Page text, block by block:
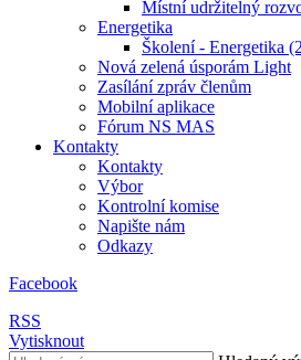
Místní udržitelný
Energetika
Školení - Energetika
Nová zelená úsporám Light
Zasílání zpráv členům
Mobilní aplikace
Fórum NS MAS
Kontakty
Kontakty
Výbor
Kontrolní komise
Napište nám
Odkazy
Facebook
RSS
Vytisknout